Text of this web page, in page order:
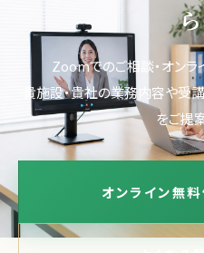
Zoomでのご相談・オンラ
貴施設・貴社の業務内容や受
をご提
オンライン無